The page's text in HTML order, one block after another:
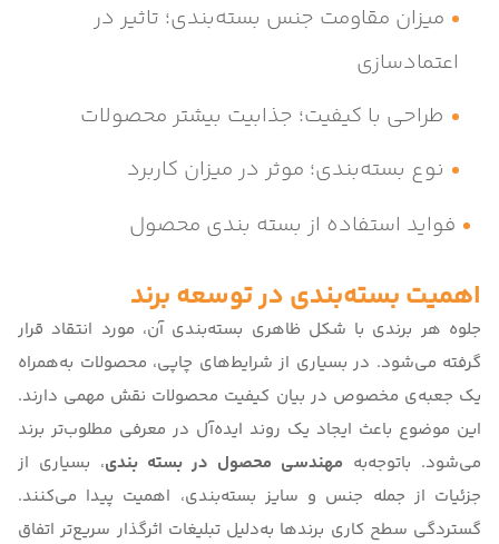
میزان مقاومت جنس بسته‌بندی؛ تاثیر در
اعتمادسازی
طراحی با کیفیت؛ جذابیت بیشتر محصولات
نوع بسته‌بندی؛ موثر در میزان کاربرد
فواید استفاده از بسته‌ بندی محصول
اهمیت بسته‌بندی در توسعه برند
جلوه هر برندی با شکل ظاهری بسته‌بندی آن، مورد انتقاد قرار
گرفته می‌شود. در بسیاری از شرایط‌های چاپی، محصولات به‌همراه
یک جعبه‌ی مخصوص در بیان کیفیت محصولات نقش مهمی دارند.
این موضوع باعث ایجاد یک روند ایده‌آل در معرفی مطلوب‌تر برند
می‌شود. باتوجه‌به مهندسی محصول در بسته بندی، بسیاری از
جزئیات از جمله جنس و سایز بسته‌بندی، اهمیت پیدا می‌کنند.
گستردگی سطح کاری برندها به‌دلیل تبلیغات اثرگذار سریع‌تر اتفاق